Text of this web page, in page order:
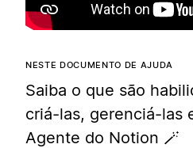
NESTE DOCUMENTO DE AJUDA
Saiba o que são
criá-las, gerenciá-las
Agente do Notion 🪄